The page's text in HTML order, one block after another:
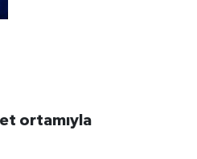
ortamıyla